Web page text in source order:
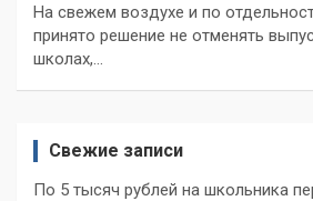
На свежем воздухе и по
принято решение не отменять
школах,…
Свежие записи
По 5 тысяч рублей на школьника